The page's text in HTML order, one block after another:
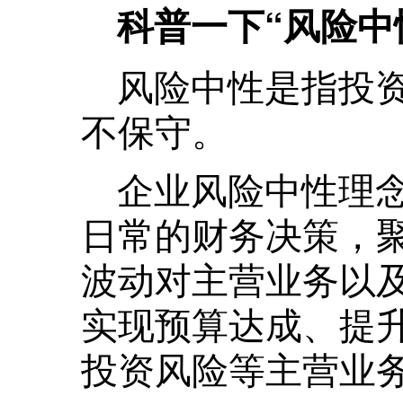
科普一下“风险
风险中性是指投
不保守。
企业风险中性理
日常的财务决策，
波动对主营业务以
实现预算达成、提
投资风险等主营业